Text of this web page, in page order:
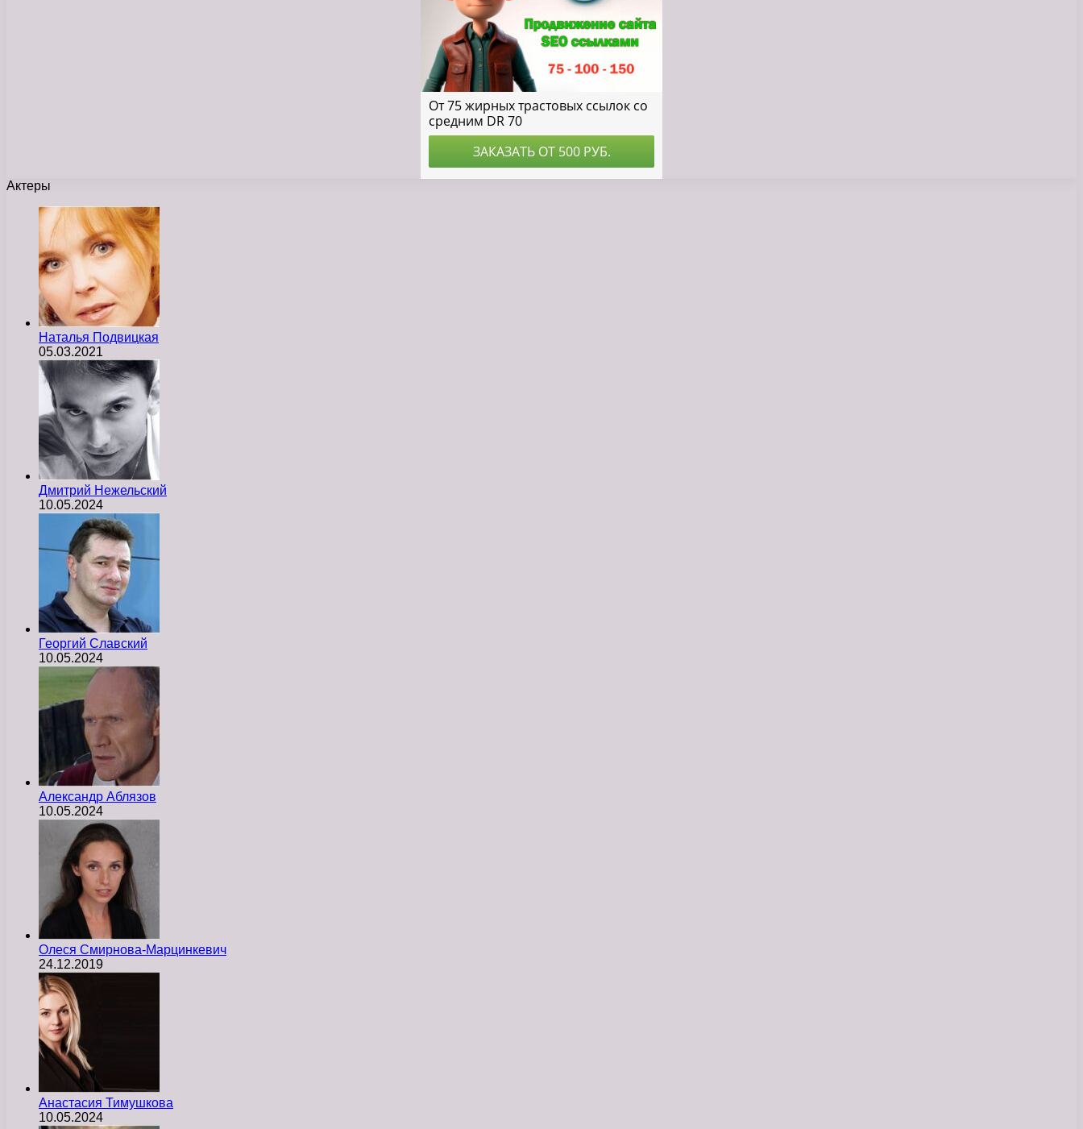
Актеры
Наталья Подвицкая
05.03.2021
Дмитрий Нежельский
10.05.2024
Георгий Славский
10.05.2024
Александр Аблязов
10.05.2024
Олеся Смирнова-Марцинкевич
24.12.2019
Анастасия Тимушкова
10.05.2024